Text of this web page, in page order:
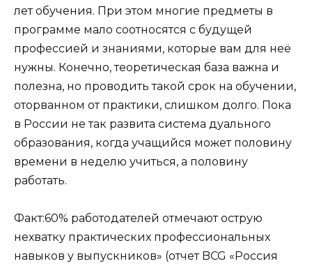
лет обучения. При этом многие предметы в
программе мало соотносятся с будущей
профессией и знаниями, которые вам для неё
нужны. Конечно, теоретическая база важна и
полезна, но проводить такой срок на обучении,
оторванном от практики, слишком долго. Пока
в России не так развита система дуального
образования, когда учащийся может половину
времени в неделю учиться, а половину
работать.
Факт:60% работодателей отмечают острую
нехватку практических профессиональных
навыков у выпускников» (отчет BCG «Россия